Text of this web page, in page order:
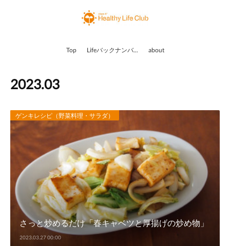
Top Lifeバックナンバー about
2023.03
ゲンキレシピ（野菜料理・サラダ）
さっと炒めるだけ「春キャベツと厚揚げの炒め物」
2023.03.27 00:00